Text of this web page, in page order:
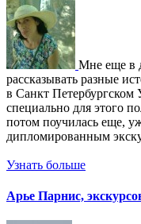
Мне еще в
рассказывать разные
в Санкт Петербургском
специально для этого
потом поучилась еще,
дипломированным
Узнать больше
Арье Парнис,